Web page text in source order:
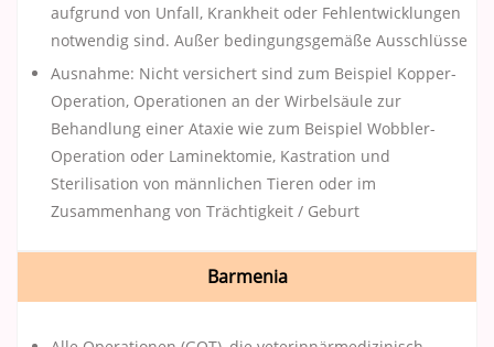
aufgrund von Unfall, Krankheit oder Fehlentwicklungen
notwendig sind. Außer bedingungsgemäße Ausschlüsse
Ausnahme: Nicht versichert sind zum Beispiel Kopper-
Operation, Operationen an der Wirbelsäule zur
Behandlung einer Ataxie wie zum Beispiel Wobbler-
Operation oder Laminektomie, Kastration und
Sterilisation von männlichen Tieren oder im
Zusammenhang von Trächtigkeit / Geburt
Barmenia